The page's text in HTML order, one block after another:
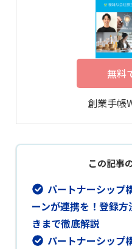
無料
創業手帳
この記事
パートナーシップ
ーンが連携を！登録
きまで徹底解説
パートナーシップ